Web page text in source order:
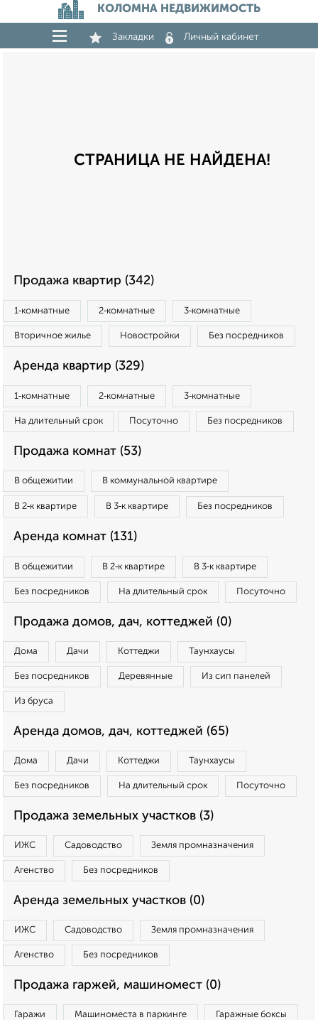
КОЛОМНА НЕДВИЖИМОСТЬ
Закладки Личный кабинет
СТРАНИЦА НЕ НАЙДЕНА!
Продажа квартир (342)
1‑комнатные 2‑комнатные 3‑комнатные
Вторичное жилье Новостройки Без посредников
Аренда квартир (329)
1‑комнатные 2‑комнатные 3‑комнатные
На длительный срок Посуточно Без посредников
Продажа комнат (53)
В общежитии В коммунальной квартире
В 2‑к квартире В 3‑к квартире Без посредников
Аренда комнат (131)
В общежитии В 2‑к квартире В 3‑к квартире
Без посредников На длительный срок Посуточно
Продажа домов, дач, коттеджей (0)
Дома Дачи Коттеджи Таунхаусы
Без посредников Деревянные Из сип панелей
Из бруса
Аренда домов, дач, коттеджей (65)
Дома Дачи Коттеджи Таунхаусы
Без посредников На длительный срок Посуточно
Продажа земельных участков (3)
ИЖС Садоводство Земля промназначения
Агенство Без посредников
Аренда земельных участков (0)
ИЖС Садоводство Земля промназначения
Агенство Без посредников
Продажа гаржей, машиномест (0)
Гаражи Машиноместа в паркинге Гаражные боксы